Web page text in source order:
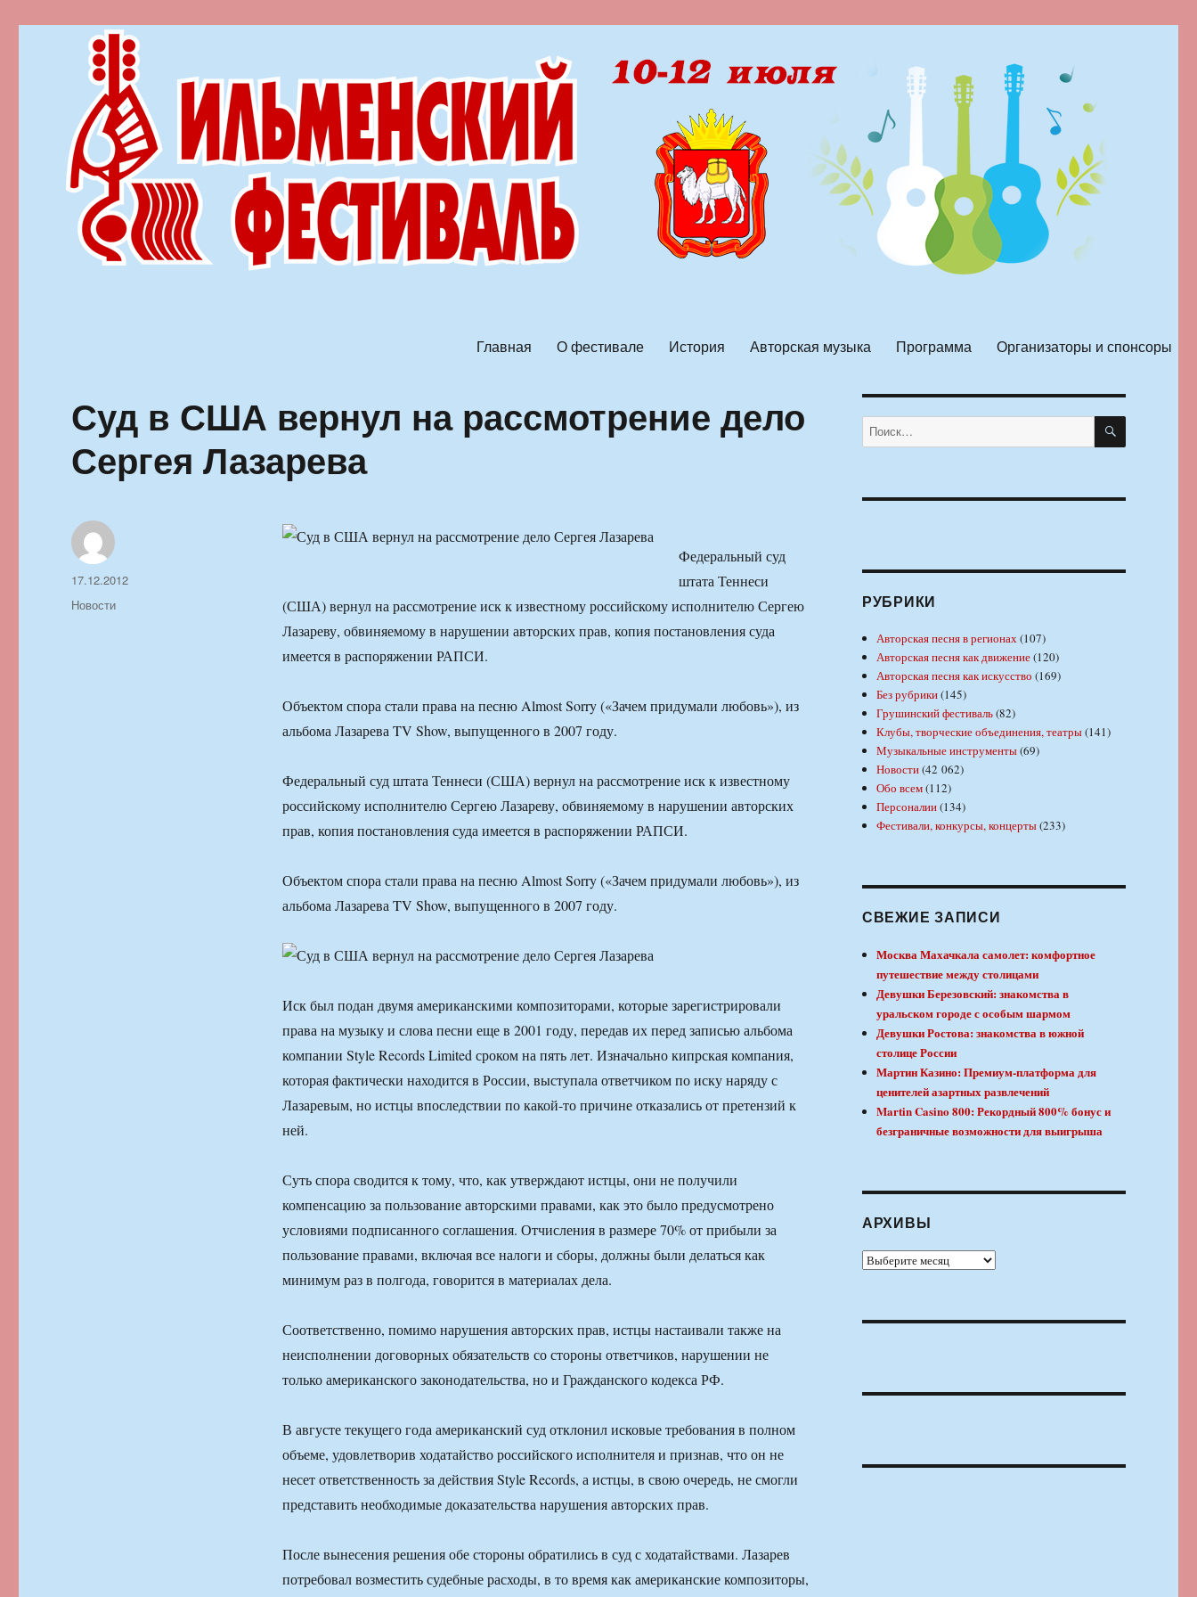
Главная О фестивале История Авторская музыка Программа Организаторы и спонсоры
Суд в США вернул на рассмотрение дело
Сергея Лазарева
Федеральный суд
штата Теннеси
(США) вернул на рассмотрение иск к известному российскому исполнителю Сергею
Лазареву, обвиняемому в нарушении авторских прав, копия постановления суда
имеется в распоряжении РАПСИ.
Объектом спора стали права на песню Almost Sorry («Зачем придумали любовь»), из
альбома Лазарева TV Show, выпущенного в 2007 году.
Федеральный суд штата Теннеси (США) вернул на рассмотрение иск к известному
российскому исполнителю Сергею Лазареву, обвиняемому в нарушении авторских
прав, копия постановления суда имеется в распоряжении РАПСИ.
Объектом спора стали права на песню Almost Sorry («Зачем придумали любовь»), из
альбома Лазарева TV Show, выпущенного в 2007 году.
Иск был подан двумя американскими композиторами, которые зарегистрировали
права на музыку и слова песни еще в 2001 году, передав их перед записью альбома
компании Style Records Limited сроком на пять лет. Изначально кипрская компания,
которая фактически находится в России, выступала ответчиком по иску наряду с
Лазаревым, но истцы впоследствии по какой-то причине отказались от претензий к
ней.
Суть спора сводится к тому, что, как утверждают истцы, они не получили
компенсацию за пользование авторскими правами, как это было предусмотрено
условиями подписанного соглашения. Отчисления в размере 70% от прибыли за
пользование правами, включая все налоги и сборы, должны были делаться как
минимум раз в полгода, говорится в материалах дела.
Соответственно, помимо нарушения авторских прав, истцы настаивали также на
неисполнении договорных обязательств со стороны ответчиков, нарушении не
только американского законодательства, но и Гражданского кодекса РФ.
В августе текущего года американский суд отклонил исковые требования в полном
объеме, удовлетворив ходатайство российского исполнителя и признав, что он не
несет ответственность за действия Style Records, а истцы, в свою очередь, не смогли
представить необходимые доказательства нарушения авторских прав.
После вынесения решения обе стороны обратились в суд с ходатайствами. Лазарев
потребовал возместить судебные расходы, в то время как американские композиторы,
Автор
Опубликовано
17.12.2012
Рубрики
Новости
Искать: ПОИСК
РУБРИКИ
Авторская песня в регионах(107)
Авторская песня как движение(120)
Авторская песня как искусство (169)
Без рубрики(145)
Грушинский фестиваль(82)
Клубы, творческие объединения, театры(141)
Музыкальные инструменты(69)
Новости(42 062)
Обо всем(112)
Персоналии(134)
Фестивали, конкурсы, концерты(233)
СВЕЖИЕ ЗАПИСИ
Москва Махачкала самолет: комфортное
путешествие между столицами
Девушки Березовский: знакомства в
уральском городе с особым шармом
Девушки Ростова: знакомства в южной
столице России
Мартин Казино: Премиум-платформа для
ценителей азартных развлечений
Martin Casino 800: Рекордный 800% бонус и
безграничные возможности для выигрыша
АРХИВЫ
Архивы